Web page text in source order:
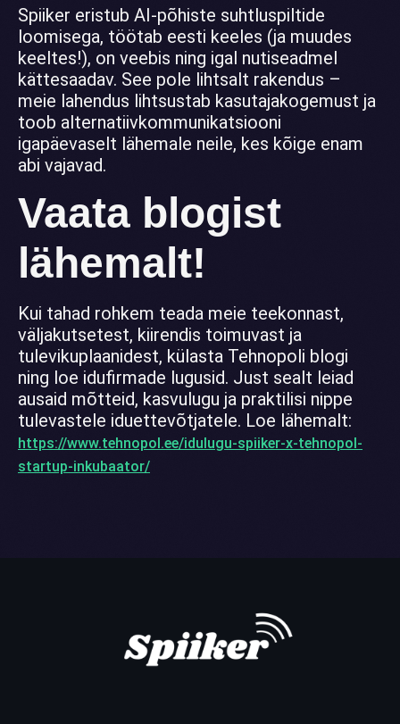
Spiiker eristub AI-põhiste suhtluspiltide
loomisega, töötab eesti keeles (ja muudes
keeltes!), on veebis ning igal nutiseadmel
kättesaadav. See pole lihtsalt rakendus –
meie lahendus lihtsustab kasutajakogemust ja
toob alternatiivkommunikatsiooni
igapäevaselt lähemale neile, kes kõige enam
abi vajavad.
Vaata blogist
lähemalt!
Kui tahad rohkem teada meie teekonnast,
väljakutsetest, kiirendis toimuvast ja
tulevikuplaanidest, külasta Tehnopoli blogi
ning loe idufirmade lugusid. Just sealt leiad
ausaid mõtteid, kasvulugu ja praktilisi nippe
tulevastele iduettevõtjatele. Loe lähemalt:
https://www.tehnopol.ee/idulugu-spiiker-x-tehnopol-
startup-inkubaator/